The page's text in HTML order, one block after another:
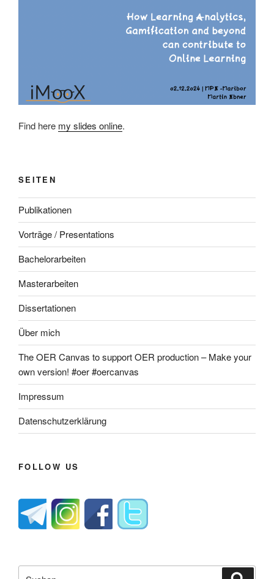
Find here my slides online.
SEITEN
Publikationen
Vorträge / Presentations
Bachelorarbeiten
Masterarbeiten
Dissertationen
Über mich
The OER Canvas to support OER production – Make your
own version! #oer #oercanvas
Impressum
Datenschutzerklärung
FOLLOW US